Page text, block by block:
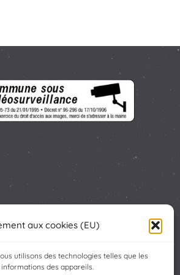
aux cookies (EU)
utilisons des technologies telles que les
des appareils.